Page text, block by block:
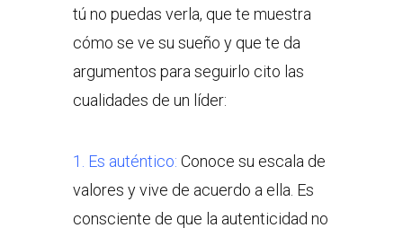
tú no puedas verla, que te muestra
cómo se ve su sueño y que te da
argumentos para seguirlo cito las
cualidades de un líder:
1. Es auténtico: Conoce su escala de
valores y vive de acuerdo a ella. Es
consciente de que la autenticidad no